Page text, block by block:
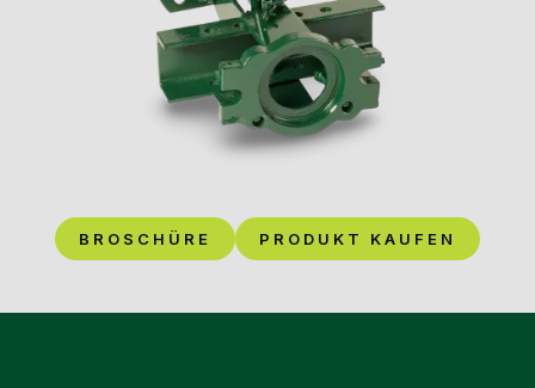
BROSCHÜRE PRODUKT KAUFEN